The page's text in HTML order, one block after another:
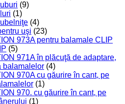
(9)
(1)
(4)
uşi (23)
973A pentru balamale CLIP
(5)
971A în plăcuţă de adaptare,
balamalelor (4)
970A cu găurire în cant, pe
(1)
970. cu găurire în cant, pe
(1)